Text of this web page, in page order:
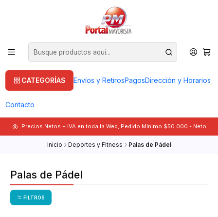
CATEGORÍAS Envíos y RetirosPagosDirección y Horarios
Contacto
Precios Netos + IVA en toda la Web, Pedido Mínimo $50.000.- Neto
Inicio Deportes y Fitness Palas de Pádel
Palas de Pádel
FILTROS